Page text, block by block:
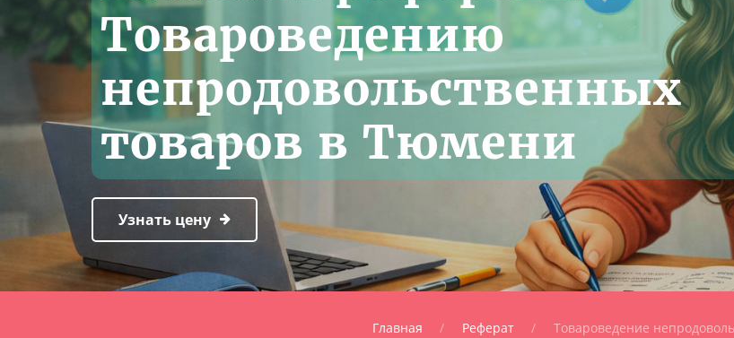
Товароведению
непродовольственных
товаров в Тюмени
Узнать цену
Главная Реферат Товароведение